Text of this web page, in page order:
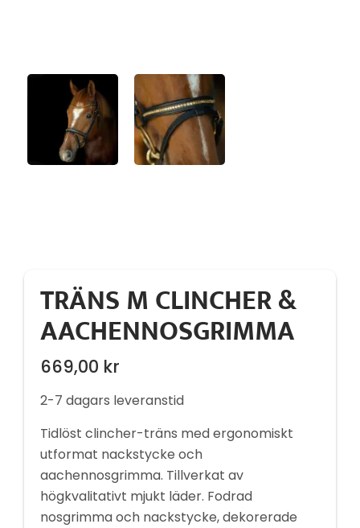
TRÄNS M CLINCHER &
AACHENNOSGRIMMA
669,00 kr
2-7 dagars leveranstid
Tidlöst clincher-träns med ergonomiskt
utformat nackstycke och
aachennosgrimma. Tillverkat av
högkvalitativt mjukt läder. Fodrad
nosgrimma och nackstycke, dekorerade